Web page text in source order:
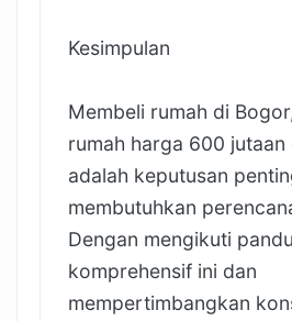
Kesimpulan
Membeli rumah di
rumah harga 600 jutaan
adalah keputusan
membutuhkan
Dengan mengikuti
komprehensif ini dan
mempertimbangkan